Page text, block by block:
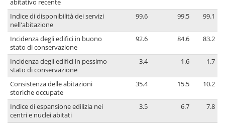
abitativo recente
Indice di disponibilità dei servizi
nell'abitazione
99.6 99.5 99.1
Incidenza degli edifici in buono
stato di conservazione
92.6 84.6 83.2
Incidenza degli edifici in pessimo
stato di conservazione
3.4 1.6 1.7
Consistenza delle abitazioni
storiche occupate
35.4 15.5 10.2
Indice di espansione edilizia nei
centri e nuclei abitati
3.5 6.7 7.8